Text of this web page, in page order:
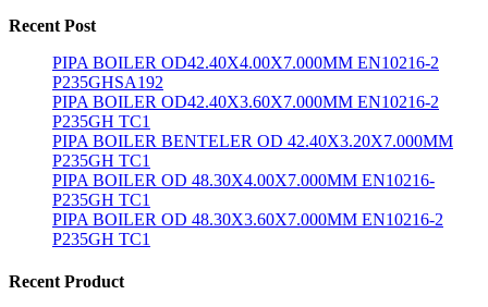
Recent Post
PIPA BOILER OD42.40X4.00X7.000MM EN10216-2
P235GHSA192
PIPA BOILER OD42.40X3.60X7.000MM EN10216-2
P235GH TC1
PIPA BOILER BENTELER OD 42.40X3.20X7.000MM
P235GH TC1
PIPA BOILER OD 48.30X4.00X7.000MM EN10216-
P235GH TC1
PIPA BOILER OD 48.30X3.60X7.000MM EN10216-2
P235GH TC1
Recent Product